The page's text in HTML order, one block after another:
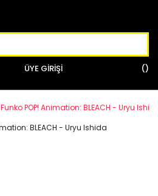
ÜYE GİRİŞİ
Funko POP! Animation: BLEACH - Uryu